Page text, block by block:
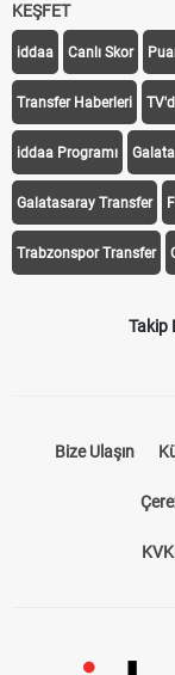
KEŞFET
iddaa Canlı Skor
Transfer Haberleri
iddaa Programı
Galatasaray Transfer
Trabzonspor Transfer
Takip
Bize Ulaşın